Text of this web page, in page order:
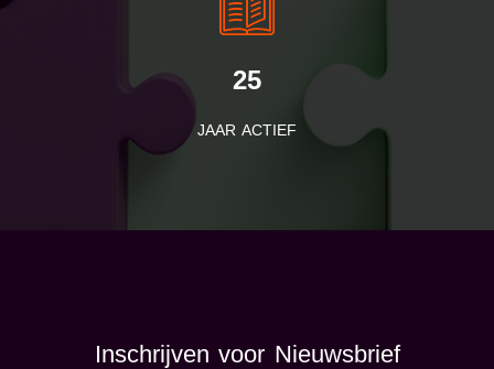
25
JAAR ACTIEF
Inschrijven voor Nieuwsbrief